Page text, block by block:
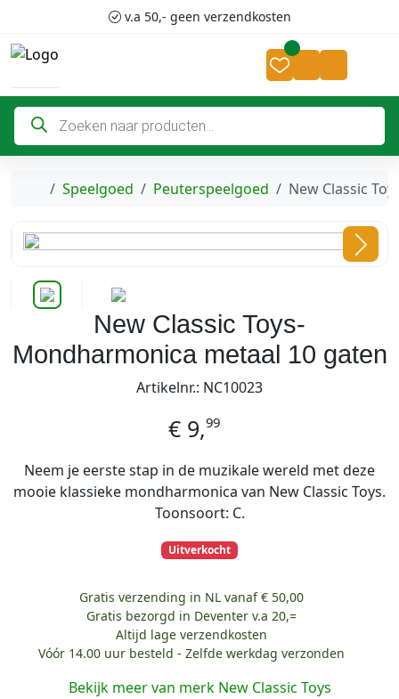
v.a 50,- geen verzendkosten
Account
Cart
P
o
d
Home
Speelgoed Peuterspeelgoed New Classic
New Classic Toys-
Mondharmonica metaal 10 gaten
Artikelnr.: NC10023
€ 9,99
Neem je eerste stap in de muzikale wereld met deze
mooie klassieke mondharmonica van New Classic Toys.
Toonsoort: C.
Uitverkocht
Gratis verzending in NL vanaf € 50,00
Gratis bezorgd in Deventer v.a 20,=
Altijd lage verzendkosten
Vóór 14.00 uur besteld - Zelfde werkdag verzonden
Bekijk meer van merk New Classic Toys